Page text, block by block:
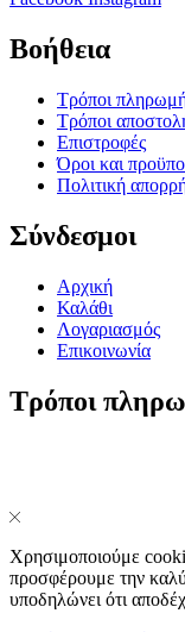
Βοήθεια
Τρόποι
Τρόποι
Επιστροφές
Όροι και
Πολιτική
Σύνδεσμοι
Αρχική
Καλάθι
Λογαριασμός
Επικοινωνία
Τρόποι
Χρησιμοποιούμε
προσφέρουμε την
υποδηλώνει ότι